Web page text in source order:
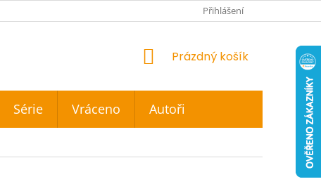
Přihlášení
NÁKUPNÍ
Prázdný košík
Série Vráceno Autoři